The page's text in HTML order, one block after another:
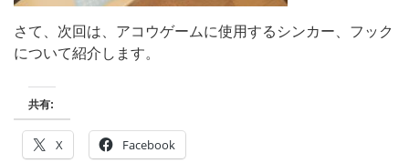
さて、次回は、アコウゲームに使用するシンカー、フック
について紹介します。
共有:
X Facebook